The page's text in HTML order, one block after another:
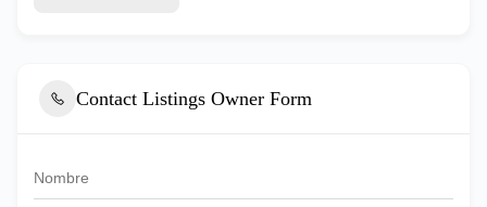
Contact Listings Owner Form